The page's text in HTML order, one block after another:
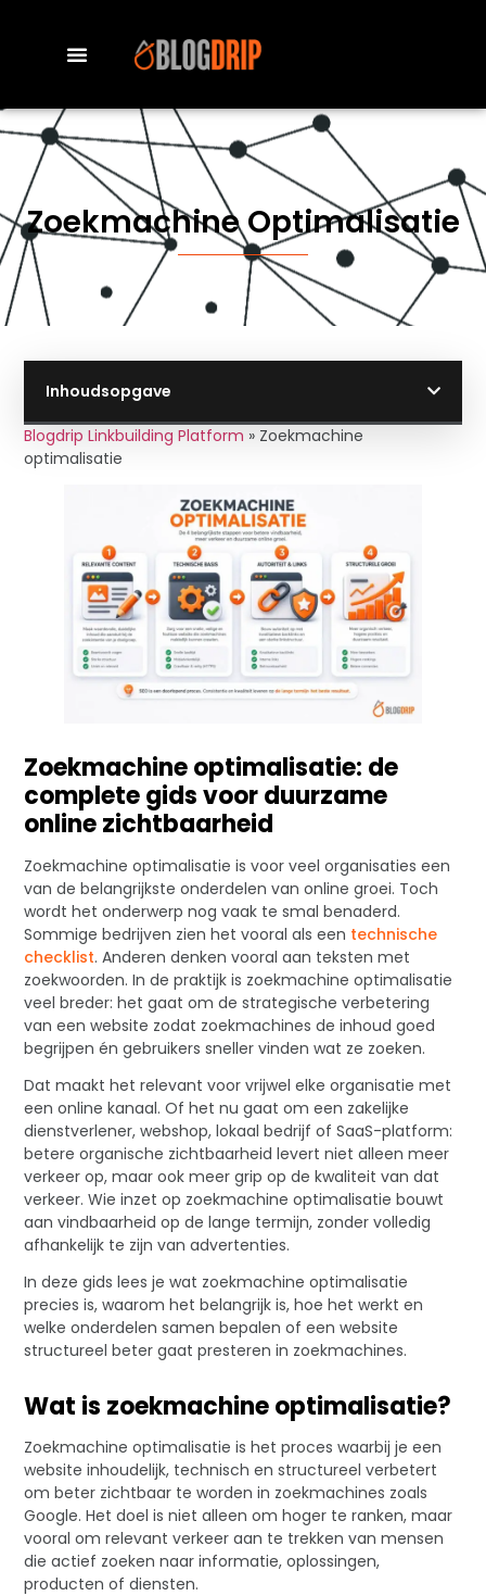
Zoekmachine Optimalisatie
Blogdrip Linkbuilding Platform » Zoekmachine
optimalisatie
Zoekmachine optimalisatie: de
complete gids voor duurzame
online zichtbaarheid
Zoekmachine optimalisatie is voor veel organisaties een
van de belangrijkste onderdelen van online groei. Toch
wordt het onderwerp nog vaak te smal benaderd.
Sommige bedrijven zien het vooral als een technische
checklist. Anderen denken vooral aan teksten met
zoekwoorden. In de praktijk is zoekmachine optimalisatie
veel breder: het gaat om de strategische verbetering
van een website zodat zoekmachines de inhoud goed
begrijpen én gebruikers sneller vinden wat ze zoeken.
Dat maakt het relevant voor vrijwel elke organisatie met
een online kanaal. Of het nu gaat om een zakelijke
dienstverlener, webshop, lokaal bedrijf of SaaS-platform:
betere organische zichtbaarheid levert niet alleen meer
verkeer op, maar ook meer grip op de kwaliteit van dat
verkeer. Wie inzet op zoekmachine optimalisatie bouwt
aan vindbaarheid op de lange termijn, zonder volledig
afhankelijk te zijn van advertenties.
In deze gids lees je wat zoekmachine optimalisatie
precies is, waarom het belangrijk is, hoe het werkt en
welke onderdelen samen bepalen of een website
structureel beter gaat presteren in zoekmachines.
Wat is zoekmachine optimalisatie?
Zoekmachine optimalisatie is het proces waarbij je een
website inhoudelijk, technisch en structureel verbetert
om beter zichtbaar te worden in zoekmachines zoals
Google. Het doel is niet alleen om hoger te ranken, maar
vooral om relevant verkeer aan te trekken van mensen
die actief zoeken naar informatie, oplossingen,
producten of diensten.
Inhoudsopgave